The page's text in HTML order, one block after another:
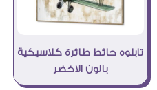
تابلوه حائط طائرة كلاسيكية
بالون الاخضر